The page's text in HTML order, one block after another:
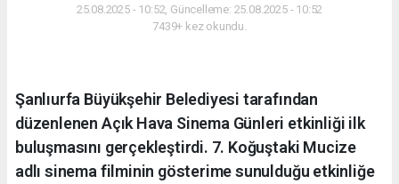
25.08.2025 - 10:52, Güncelleme: 25.08.2025 - 10:52
7439+ kez okundu.
Şanlıurfa Büyükşehir Belediyesi tarafından
düzenlenen Açık Hava Sinema Günleri etkinliği ilk
buluşmasını gerçekleştirdi. 7. Koğuştaki Mucize
adlı sinema filminin gösterime sunulduğu etkinliğe